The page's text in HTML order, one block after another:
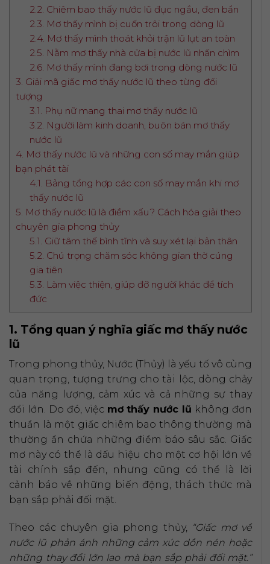
2.2. Chiêm bao thấy nước lũ đục ngầu, đen bẩn
2.3. Mơ thấy mình bị cuốn trôi trong dòng lũ
2.4. Mơ thấy mình thoát khỏi trận lũ lụt an toàn
2.5. Nằm mơ thấy nhà cửa bị nước lũ nhấn chìm
2.6. Mơ thấy mình đang bơi trong dòng nước lũ
3. Giải mã giấc mơ thấy nước lũ theo từng đối
tượng
3.1. Phụ nữ mang thai mơ thấy nước lũ
3.2. Người làm kinh doanh, buôn bán mơ thấy
nước lũ
4. Mơ thấy nước lũ và những con số may mắn giúp
bạn phát tài
4.1. Bảng tổng hợp các con số may mắn khi mơ
thấy nước lũ
5. Mơ thấy nước lũ là điềm xấu? Cách hóa giải theo
chuyên gia phong thủy
5.1. Giữ tâm thế bình tĩnh và suy xét lại bản thân
5.2. Chú trọng chăm sóc không gian thờ cúng
gia tiên
5.3. Làm việc thiện, giúp đỡ người khác để tích
đức
1. Tổng quan ý nghĩa giấc mơ thấy nước
lũ
Trong phong thủy, Nước (Thủy) là yếu tố vô cùng
quan trọng, tượng trưng cho tài lộc, dòng chảy
của năng lượng, cảm xúc và cả những sự thay
đổi lớn. Do đó, việc mơ thấy nước lũ không đơn
thuần là một giấc chiêm bao thông thường mà
thường ẩn chứa những điềm báo sâu sắc. Giấc
mơ này có thể là dấu hiệu cho một cơ hội lớn về
tài chính sắp đến, nhưng cũng có thể là lời
cảnh báo về những biến động, thách thức mà
bạn sắp phải đối mặt.
Theo các chuyên gia phong thủy, “Giấc mơ về
nước lũ phản ánh những cảm xúc dồn nén hoặc
những thay đổi lớn lao mà bạn sắp phải đối mặt.”